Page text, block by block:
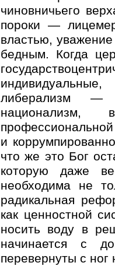
чиновничьего
пороки —
властью,
бедным. Когда
либерализм —
национализм,
и
что же это Бог
которую даже
необходима не
радикальная
как ценностной
носить воду в
начинается с
перевернуты с ног